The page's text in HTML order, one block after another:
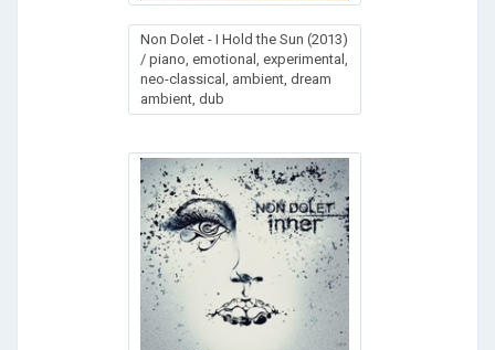
Non Dolet - I Hold the Sun (2013)
/ piano, emotional, experimental,
neo-classical, ambient, dream
ambient, dub